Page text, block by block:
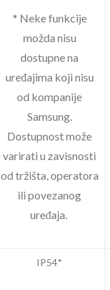
* Neke funkcije
možda nisu
dostupne na
uređajima koji nisu
od kompanije
Samsung.
Dostupnost može
varirati u zavisnosti
od tržišta, operatora
ili povezanog
uređaja.
IP54*